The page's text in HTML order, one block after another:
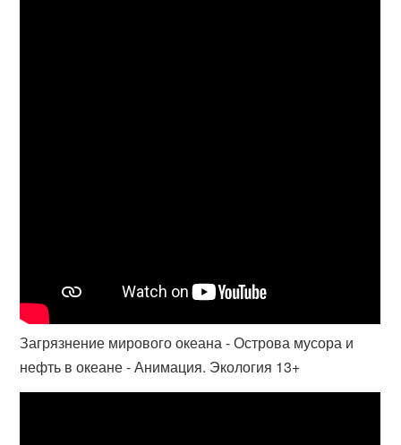
Загрязнение мирового океана - Острова мусора и
нефть в океане - Анимация. Экология 13+